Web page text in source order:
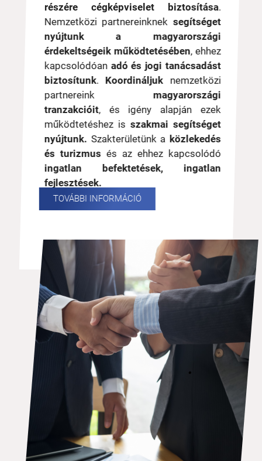
részére cégképviselet biztosítása.
Nemzetközi partnereinknek segítséget
nyújtunk a magyarországi
érdekeltségeik működtetésében, ehhez
kapcsolódóan adó és jogi tanácsadást
biztosítunk.Koordináljuk nemzetközi
partnereink magyarországi
tranzakcióit, és igény alapján ezek
működtetéshez is szakmai segítséget
nyújtunk. Szakterületünk a közlekedés
és turizmus és az ehhez kapcsolódó
ingatlan befektetések, ingatlan
fejlesztések.
TOVÁBBI INFORMÁCIÓ